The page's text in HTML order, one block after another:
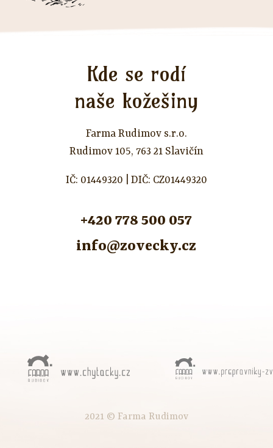
Kde se rodí
naše kožešiny
Farma Rudimov s.r.o.
Rudimov 105, 763 21 Slavičín
IČ: 01449320 | DIČ: CZ01449320
+420 778 500 057
info@zovecky.cz
2021 © Farma Rudimov